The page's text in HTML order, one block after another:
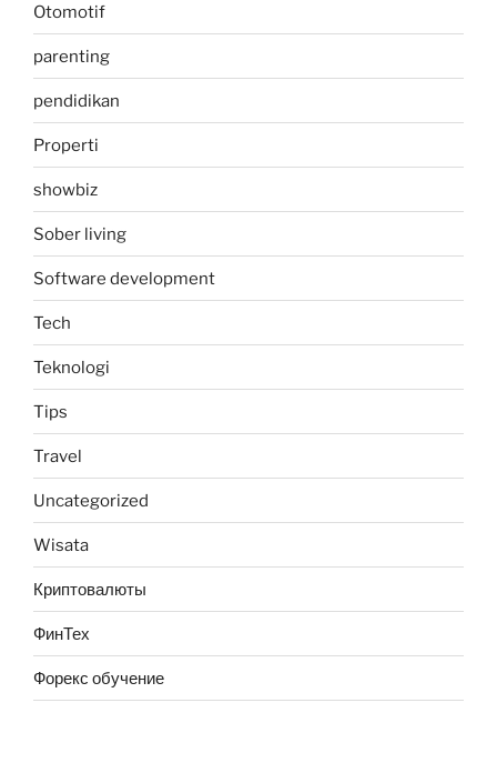
Otomotif
parenting
pendidikan
Properti
showbiz
Sober living
Software development
Tech
Teknologi
Tips
Travel
Uncategorized
Wisata
Криптовалюты
ФинТех
Форекс обучение